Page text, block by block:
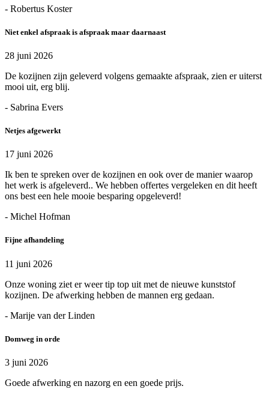
- Robertus Koster
Niet enkel afspraak is afspraak maar daarnaast
28 juni 2026
De kozijnen zijn geleverd volgens gemaakte afspraak, zien er uiterst
mooi uit, erg blij.
- Sabrina Evers
Netjes afgewerkt
17 juni 2026
Ik ben te spreken over de kozijnen en ook over de manier waarop
het werk is afgeleverd.. We hebben offertes vergeleken en dit heeft
ons best een hele mooie besparing opgeleverd!
- Michel Hofman
Fijne afhandeling
11 juni 2026
Onze woning ziet er weer tip top uit met de nieuwe kunststof
kozijnen. De afwerking hebben de mannen erg gedaan.
- Marije van der Linden
Domweg in orde
3 juni 2026
Goede afwerking en nazorg en een goede prijs.